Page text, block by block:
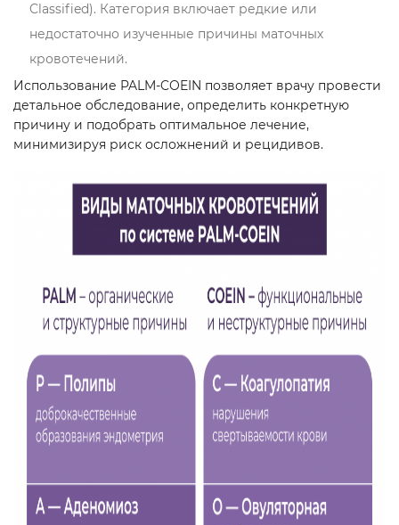
Classified). Категория включает редкие или
недостаточно изученные причины маточных
кровотечений.
Использование PALM-COEIN позволяет врачу провести
детальное обследование, определить конкретную
причину и подобрать оптимальное лечение,
минимизируя риск осложнений и рецидивов.